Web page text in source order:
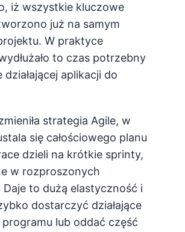
iż wszystkie kluczowe
już na samym
W praktyce
to czas potrzebny
działającej aplikacji do
strategia Agile, w
się całościowego planu
dzieli na krótkie sprinty,
w rozproszonych
Daje to dużą elastyczność i
dostarczyć działające
lub oddać część